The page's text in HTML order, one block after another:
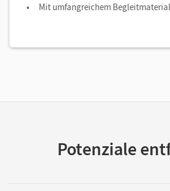
Mit umfangreichem Begleitmaterial
Potenziale